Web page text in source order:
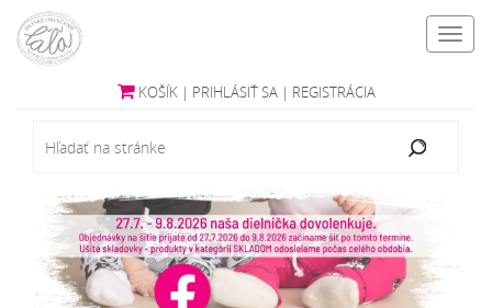
KOŠÍK | PRIHLÁSIŤ SA | REGISTRÁCIA